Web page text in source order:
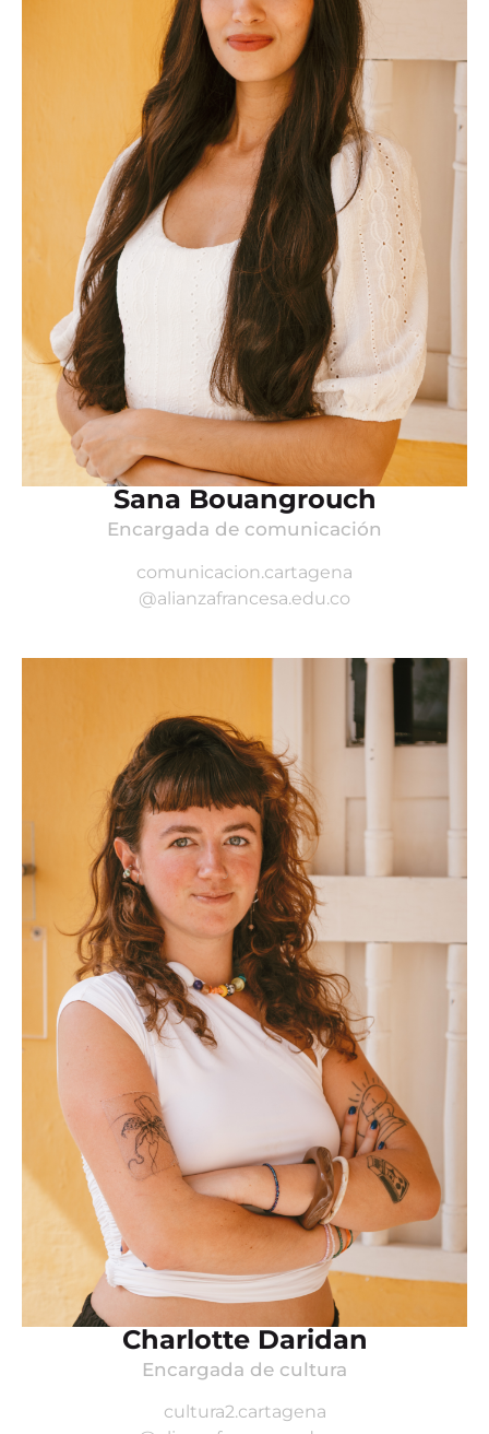
Sana Bouangrouch
Encargada de comunicación
comunicacion.cartagena
@alianzafrancesa.edu.co
Charlotte Daridan
Encargada de cultura
cultura2.cartagena